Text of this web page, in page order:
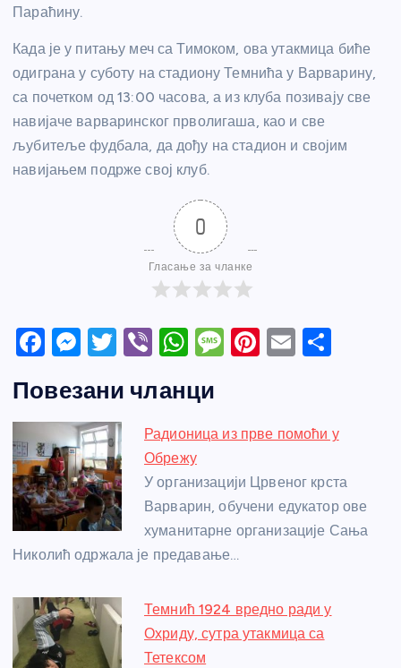
Параћину.
Када је у питању меч са Тимоком, ова утакмица биће
одиграна у суботу на стадиону Темнића у Варварину,
са почетком од 13:00 часова, а из клуба позивају све
навијаче варваринског прволигаша, као и све
љубитеље фудбала, да дођу на стадион и својим
навијањем подрже свој клуб.
0
Гласање за чланке
F
c
e
b
o
o
k
M
ss
e
n
g
er
T
itt
er
Vi
er
W
at
s
A
p
p
M
a
e
Pi
e
E
e
Повезани чланци
Радионица из прве помоћи у
Обрежу
У организацији Црвеног крста
Варварин, обучени едукатор ове
хуманитарне организације Сања
Николић одржала је предавање…
Темнић 1924 вредно ради у
Охриду, сутра утакмица са
Тетексом